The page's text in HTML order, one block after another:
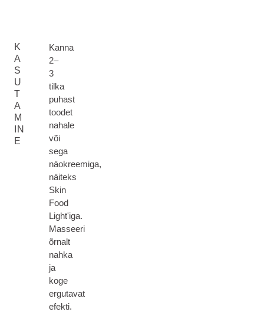
K
A
S
U
T
A
M
IN
E
Kanna
2–
3
tilka
puhast
toodet
nahale
või
sega
näokreemiga,
näiteks
Skin
Food
Light'iga.
Masseeri
õrnalt
nahka
ja
koge
ergutavat
efekti.